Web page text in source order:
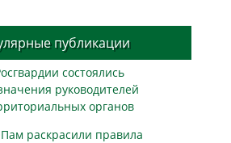
публикации
состоялись
руководителей
органов
раскрасили правила